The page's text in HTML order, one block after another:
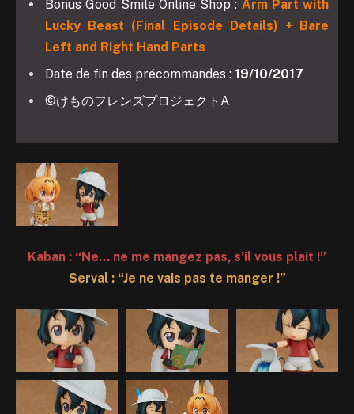
Bonus Good Smile Online Shop : Arm Part with
Lucky Beast (Final Episode Details) + Bare
Left and Right Hand Parts
Date de fin des précommandes : 19/10/2017
©けものフレンズプロジェクトA
Kaban : “Ne… ne me mangez pas, s’il vous plait !”
Serval : “Je ne vais pas te manger !”